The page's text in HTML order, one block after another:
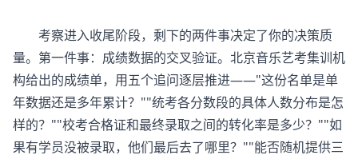
考察进入收尾阶段，剩下的两件事决定了你的决策质
量。第一件事：成绩数据的交叉验证。北京音乐艺考集训机
构给出的成绩单，用五个追问逐层推进——"这份名单是单
年数据还是多年累计？""统考各分数段的具体人数分布是怎
样的？""校考合格证和最终录取之间的转化率是多少？""如
果有学员没被录取，他们最后去了哪里？""能否随机提供三